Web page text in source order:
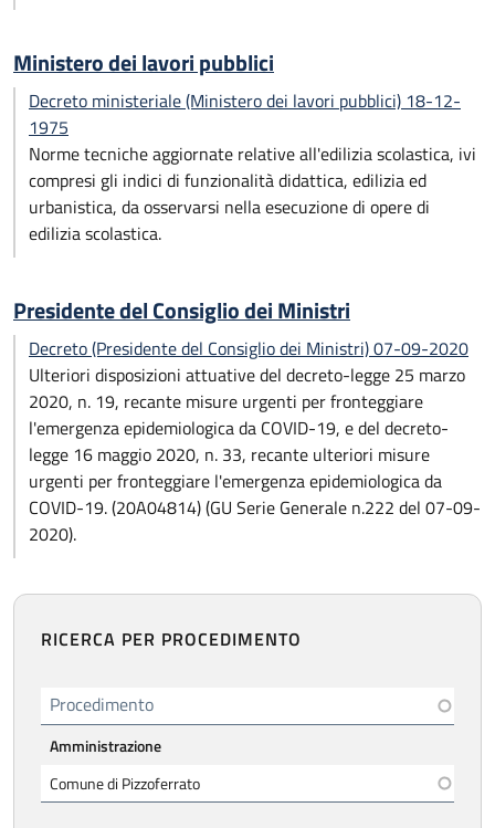
Ministero dei lavori pubblici
Decreto ministeriale (Ministero dei lavori pubblici) 18-12-
1975
Norme tecniche aggiornate relative all'edilizia scolastica, ivi
compresi gli indici di funzionalità didattica, edilizia ed
urbanistica, da osservarsi nella esecuzione di opere di
edilizia scolastica.
Presidente del Consiglio dei Ministri
Decreto (Presidente del Consiglio dei Ministri) 07-09-2020
Ulteriori disposizioni attuative del decreto-legge 25 marzo
2020, n. 19, recante misure urgenti per fronteggiare
l'emergenza epidemiologica da COVID-19, e del decreto-
legge 16 maggio 2020, n. 33, recante ulteriori misure
urgenti per fronteggiare l'emergenza epidemiologica da
COVID-19. (20A04814) (GU Serie Generale n.222 del 07-09-
2020).
RICERCA PER PROCEDIMENTO
Procedimento
Amministrazione